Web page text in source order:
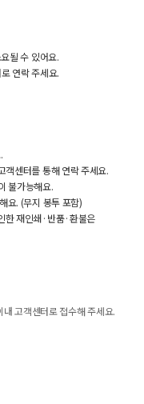
될 수 있어요.
연락 주세요.
객센터를 통해 연락 주세요.
불가능해요.
요. (무지 봉투 포함)
한 재인쇄·반품·환불은
고객센터로 접수해 주세요.